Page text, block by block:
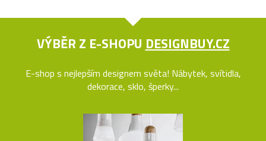
VÝBĚR Z E-SHOPU DESIGNBUY.CZ
E-shop s nejlepším designem světa! Nábytek, svítidla,
dekorace, sklo, šperky...